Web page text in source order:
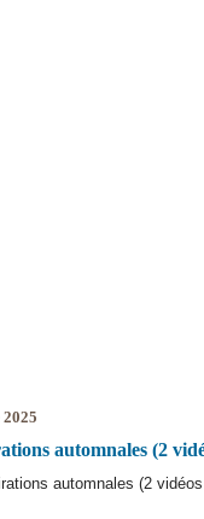
automnales (2